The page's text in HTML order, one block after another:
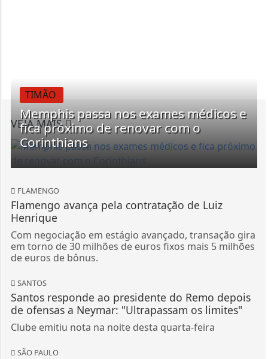
VEJA MAIS
TIMÃO
Memphis passa nos exames médicos e
fica próximo de renovar com o
Corinthians
FLAMENGO
Flamengo avança pela contratação de Luiz
Henrique
Com negociação em estágio avançado, transação gira
em torno de 30 milhões de euros fixos mais 5 milhões
de euros de bônus.
SANTOS
Santos responde ao presidente do Remo depois
de ofensas a Neymar: "Ultrapassam os limites"
Clube emitiu nota na noite desta quarta-feira
SÃO PAULO